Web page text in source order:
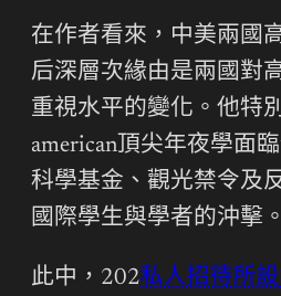
在作者看來，中美兩國
后深層次緣由是兩國對
重視水平的變化。他特
american頂尖年夜學面
科學基金、觀光禁令及
國際學生與學者的沖擊。
此中，202私人招待所